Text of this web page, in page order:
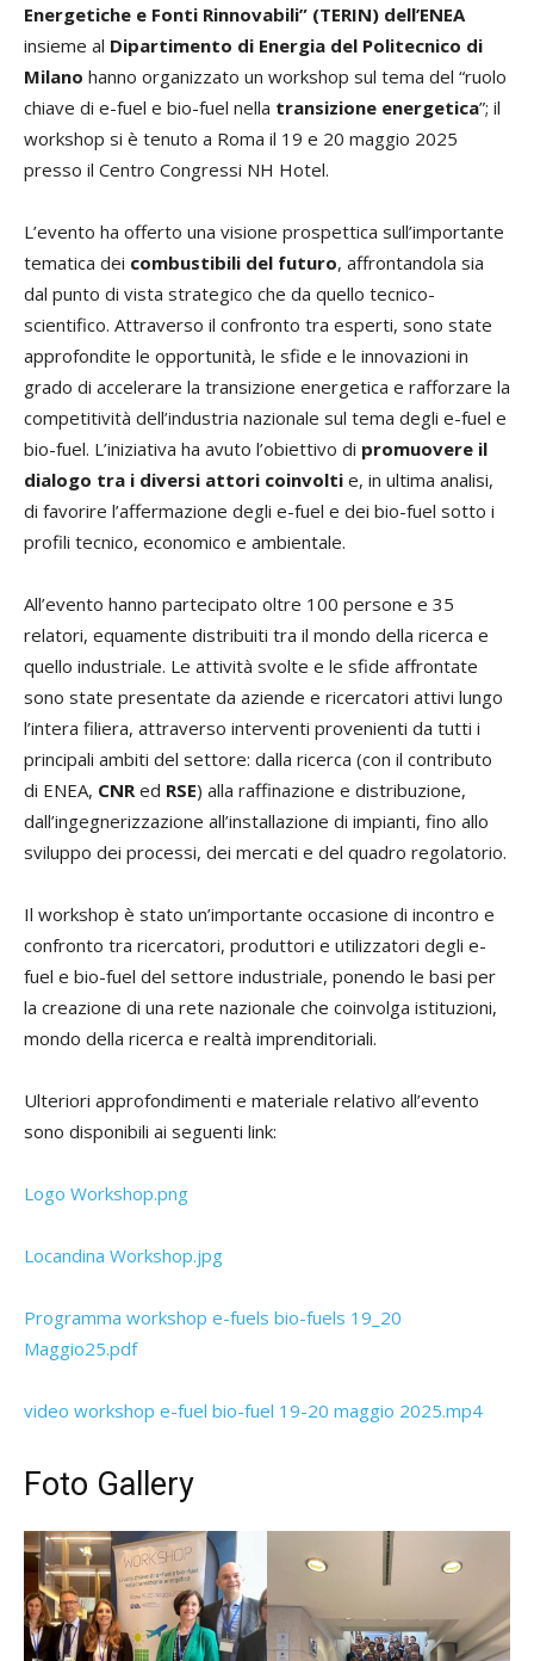
Energetiche e Fonti Rinnovabili” (TERIN) dell’ENEA
insieme al Dipartimento di Energia del Politecnico di
Milano hanno organizzato un workshop sul tema del “ruolo
chiave di e-fuel e bio-fuel nella transizione energetica”; il
workshop si è tenuto a Roma il 19 e 20 maggio 2025
presso il Centro Congressi NH Hotel.
L’evento ha offerto una visione prospettica sull’importante
tematica dei combustibili del futuro, affrontandola sia
dal punto di vista strategico che da quello tecnico-
scientifico. Attraverso il confronto tra esperti, sono state
approfondite le opportunità, le sfide e le innovazioni in
grado di accelerare la transizione energetica e rafforzare la
competitività dell’industria nazionale sul tema degli e-fuel e
bio-fuel. L’iniziativa ha avuto l’obiettivo di promuovere il
dialogo tra i diversi attori coinvolti e, in ultima analisi,
di favorire l’affermazione degli e-fuel e dei bio-fuel sotto i
profili tecnico, economico e ambientale.
All’evento hanno partecipato oltre 100 persone e 35
relatori, equamente distribuiti tra il mondo della ricerca e
quello industriale. Le attività svolte e le sfide affrontate
sono state presentate da aziende e ricercatori attivi lungo
l’intera filiera, attraverso interventi provenienti da tutti i
principali ambiti del settore: dalla ricerca (con il contributo
di ENEA, CNRed RSE) alla raffinazione e distribuzione,
dall’ingegnerizzazione all’installazione di impianti, fino allo
sviluppo dei processi, dei mercati e del quadro regolatorio.
Il workshop è stato un’importante occasione di incontro e
confronto tra ricercatori, produttori e utilizzatori degli e-
fuel e bio-fuel del settore industriale, ponendo le basi per
la creazione di una rete nazionale che coinvolga istituzioni,
mondo della ricerca e realtà imprenditoriali.
Ulteriori approfondimenti e materiale relativo all’evento
sono disponibili ai seguenti link:
Logo Workshop.png
Locandina Workshop.jpg
Programma workshop e-fuels bio-fuels 19_20
Maggio25.pdf
video workshop e-fuel bio-fuel 19-20 maggio 2025.mp4
Foto Gallery